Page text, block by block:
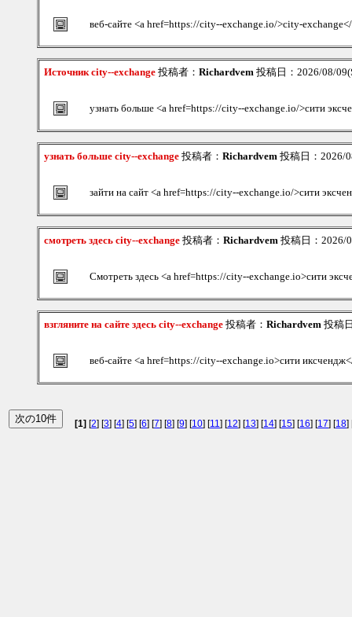
веб-сайте <a href=https://city--exchange.io/>city-
Источник city--exchange 投稿者： Richardvem 投稿日：2026/08/
узнать больше <a href=https://city--exchange.io/>сити
узнать больше city--exchange 投稿者： Richardvem 投稿日：2026/
зайти на сайт <a href=https://city--exchange.io/>сити
смотреть здесь city--exchange 投稿者： Richardvem 投稿日：2026/
Смотреть здесь <a href=https://city--exchange.io>сити
взгляните на сайте здесь city--exchange 投稿者： Richardvem 投稿
веб-сайте <a href=https://city--exchange.io>сити
[1] [2] [3] [4] [5] [6] [7] [8] [9] [10] [11] [12] [13] [14] [15] [16] [17] [18]